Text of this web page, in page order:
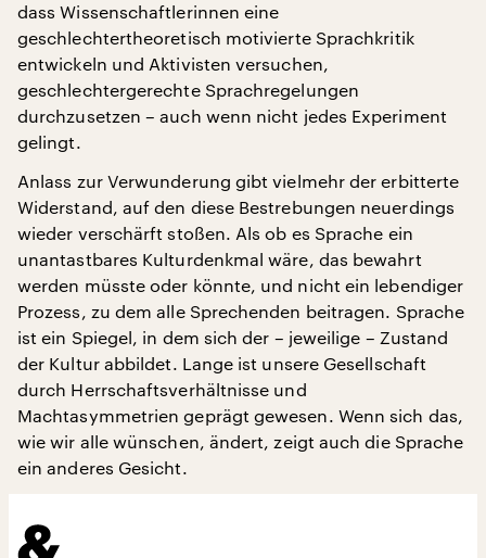
dass Wissenschaftlerinnen eine
geschlechtertheoretisch motivierte Sprachkritik
entwickeln und Aktivisten versuchen,
geschlechtergerechte Sprachregelungen
durchzusetzen – auch wenn nicht jedes Experiment
gelingt.
Anlass zur Verwunderung gibt vielmehr der erbitterte
Widerstand, auf den diese Bestrebungen neuerdings
wieder verschärft stoßen. Als ob es Sprache ein
unantastbares Kulturdenkmal wäre, das bewahrt
werden müsste oder könnte, und nicht ein lebendiger
Prozess, zu dem alle Sprechenden beitragen. Sprache
ist ein Spiegel, in dem sich der – jeweilige – Zustand
der Kultur abbildet. Lange ist unsere Gesellschaft
durch Herrschaftsverhältnisse und
Machtasymmetrien geprägt gewesen. Wenn sich das,
wie wir alle wünschen, ändert, zeigt auch die Sprache
ein anderes Gesicht.